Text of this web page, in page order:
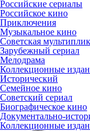
Российские сериалы
Российское кино
Приключения
Музыкальное кино
Советская
Зарубежный сериал
Мелодрама
Коллекционные
Исторический
Семейное кино
Советский сериал
Биографическое кино
Документально-
Коллекционные